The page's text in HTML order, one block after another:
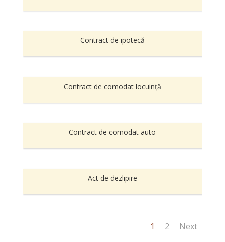
Contract de ipotecă
Contract de comodat locuință
Contract de comodat auto
Act de dezlipire
1 2 Next